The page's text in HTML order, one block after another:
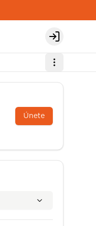
Login
Únete